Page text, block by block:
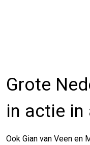
Grote
in actie in
Ook Gian van Veen en